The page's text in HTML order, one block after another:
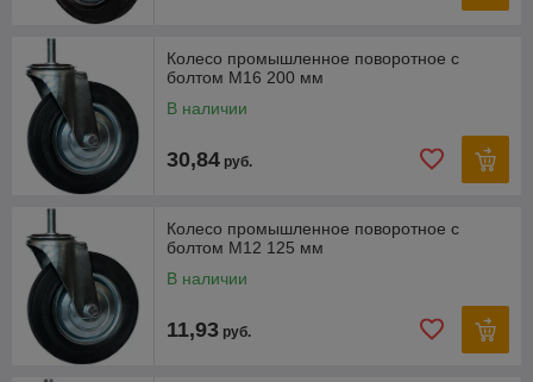
Колесо промышленное поворотное с
болтом М16 200 мм
В наличии
30,84 руб.
Колесо промышленное поворотное с
болтом М12 125 мм
В наличии
11,93 руб.